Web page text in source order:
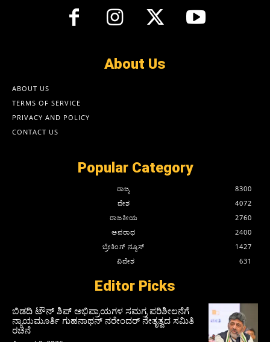
About Us
ABOUT US
TERMS OF SERVICE
PRIVACY AND POLICY
CONTACT US
Popular Category
ರಾಜ್ಯ
8300
ದೇಶ
4072
ರಾಜಕೀಯ
2760
ಅಪರಾಧ
2400
ಬ್ರೇಕಿಂಗ್ ನ್ಯೂಸ್
1427
ವಿದೇಶ
631
Editor Picks
ಬಿಡದಿ ಟೌನ್ ಶಿಪ್ ಅಭಿಪ್ರಾಯಗಳ ಸಮಗ್ರ ಪರಿಶೀಲನೆಗೆ
ನ್ಯಾಯಮೂರ್ತಿ ಗುಹನಾಥನ್ ನರೇಂದರ್ ನೇತೃತ್ವದ ಸಮಿತಿ
ರಚನೆ